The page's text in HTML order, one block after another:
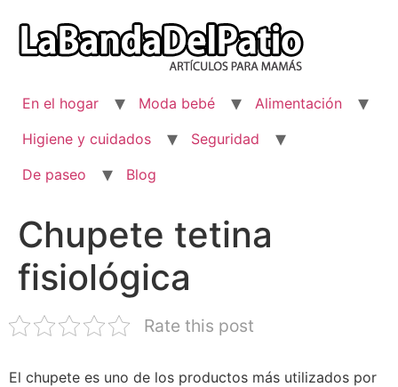
contenido
En el hogar Moda bebé
Alimentación
Higiene y cuidados
Seguridad
De paseo
Blog
Chupete tetina
fisiológica
Rate this post
El chupete es uno de los productos más utilizados por